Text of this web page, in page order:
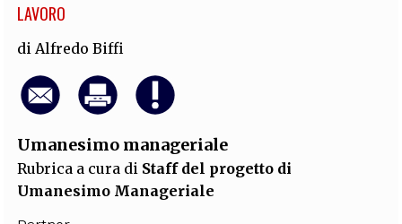
LAVORO
di Alfredo Biffi
Umanesimo manageriale
Rubrica a cura di Staff del progetto di
Umanesimo Manageriale